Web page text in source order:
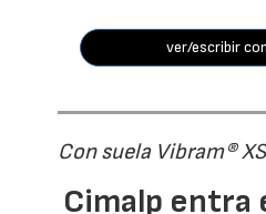
ver/escribir
Con suela Vibram®
Cimalp entra